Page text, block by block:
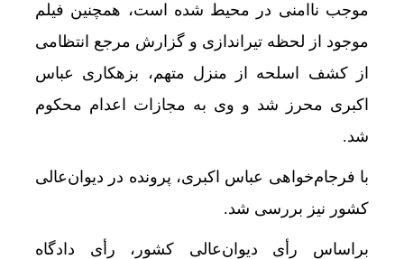
موجب ناامنی در محیط شده است، همچنین فیلم
موجود از لحظه تیراندازی و گزارش مرجع انتظامی
از کشف اسلحه از منزل متهم، بزهکاری عباس
اکبری محرز شد و وی به مجازات اعدام محکوم
شد.
با فرجام‌خواهی عباس اکبری، پرونده در دیوان‌عالی
کشور نیز بررسی شد.
براساس رأی دیوان‌عالی کشور، رأی دادگاه